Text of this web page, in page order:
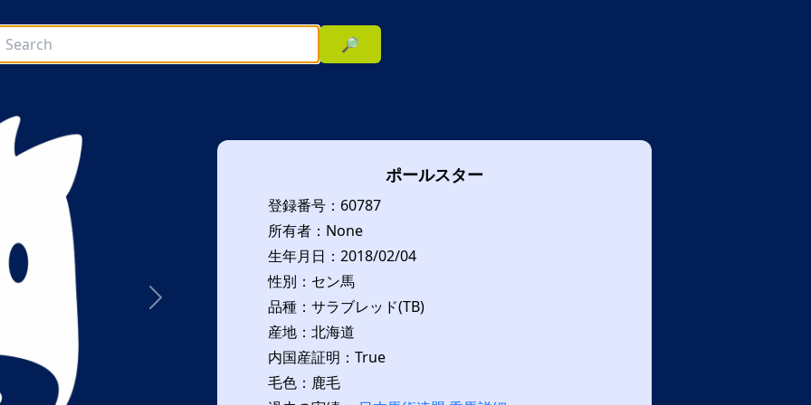
🔎
次へ
ポールスター
登録番号：60787
所有者：None
生年月日：2018/02/04
性別：セン馬
品種：サラブレッド(TB)
産地：北海道
内国産証明：True
毛色：鹿毛